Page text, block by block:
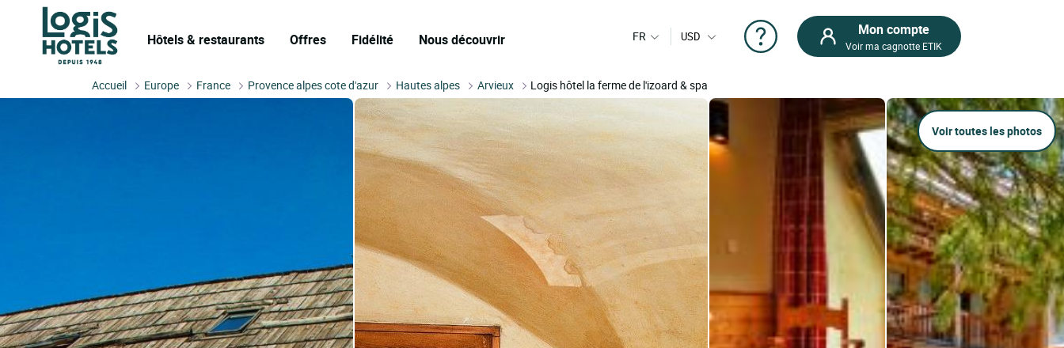
Hôtels & restaurants Offres Fidélité Nous découvrir FR USD Mon compte
Voir ma cagnotte ETIK
Accueil Europe France Provence alpes cote d'azur Hautes alpes Arvieux Logis hôtel la ferme de l'izoard & spa
Voir toutes les photos